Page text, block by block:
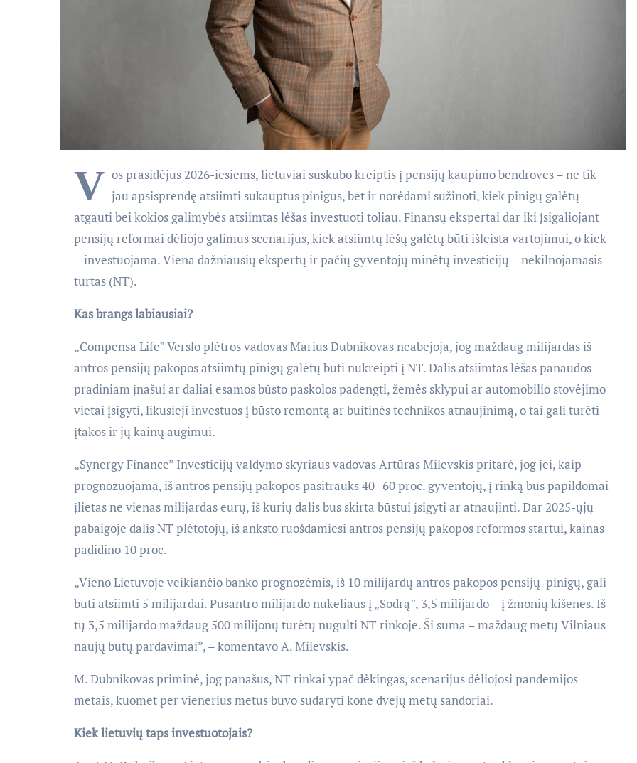
V os prasidėjus 2026-iesiems, lietuviai suskubo kreiptis į pensijų kaupimo bendroves – ne tik
jau apsisprendę atsiimti sukauptus pinigus, bet ir norėdami sužinoti, kiek pinigų galėtų
atgauti bei kokios galimybės atsiimtas lėšas investuoti toliau. Finansų ekspertai dar iki įsigaliojant
pensijų reformai dėliojo galimus scenarijus, kiek atsiimtų lėšų galėtų būti išleista vartojimui, o kiek
– investuojama. Viena dažniausių ekspertų ir pačių gyventojų minėtų investicijų – nekilnojamasis
turtas (NT).
Kas brangs labiausiai?
„Compensa Life” Verslo plėtros vadovas Marius Dubnikovas neabejoja, jog maždaug milijardas iš
antros pensijų pakopos atsiimtų pinigų galėtų būti nukreipti į NT. Dalis atsiimtas lėšas panaudos
pradiniam įnašui ar daliai esamos būsto paskolos padengti, žemės sklypui ar automobilio stovėjimo
vietai įsigyti, likusieji investuos į būsto remontą ar buitinės technikos atnaujinimą, o tai gali turėti
įtakos ir jų kainų augimui.
„Synergy Finance” Investicijų valdymo skyriaus vadovas Artūras Milevskis pritarė, jog jei, kaip
prognozuojama, iš antros pensijų pakopos pasitrauks 40–60 proc. gyventojų, į rinką bus papildomai
įlietas ne vienas milijardas eurų, iš kurių dalis bus skirta būstui įsigyti ar atnaujinti. Dar 2025-ųjų
pabaigoje dalis NT plėtotojų, iš anksto ruošdamiesi antros pensijų pakopos reformos startui, kainas
padidino 10 proc.
„Vieno Lietuvoje veikiančio banko prognozėmis, iš 10 milijardų antros pakopos pensijų pinigų, gali
būti atsiimti 5 milijardai. Pusantro milijardo nukeliaus į „Sodrą”, 3,5 milijardo – į žmonių kišenes. Iš
tų 3,5 milijardo maždaug 500 milijonų turėtų nugulti NT rinkoje. Ši suma – maždaug metų Vilniaus
naujų butų pardavimai”, – komentavo A. Milevskis.
M. Dubnikovas priminė, jog panašus, NT rinkai ypač dėkingas, scenarijus dėliojosi pandemijos
metais, kuomet per vienerius metus buvo sudaryti kone dvejų metų sandoriai.
Kiek lietuvių taps investuotojais?